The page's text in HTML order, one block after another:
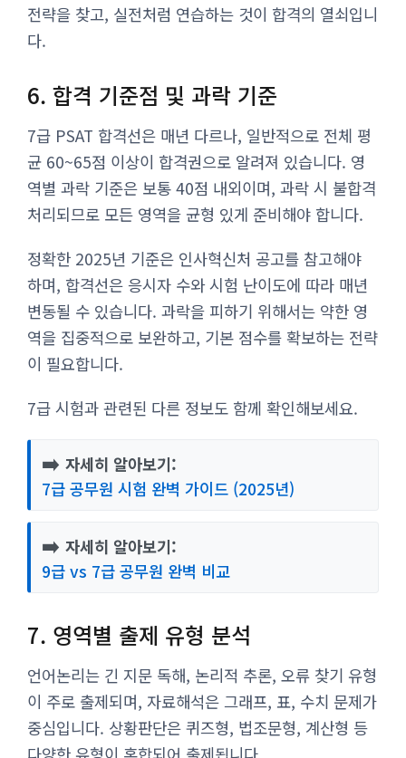
전략을 찾고, 실전처럼 연습하는 것이 합격의 열쇠입니
다.
6. 합격 기준점 및 과락 기준
7급 PSAT 합격선은 매년 다르나, 일반적으로 전체 평
균 60~65점 이상이 합격권으로 알려져 있습니다. 영
역별 과락 기준은 보통 40점 내외이며, 과락 시 불합격
처리되므로 모든 영역을 균형 있게 준비해야 합니다.
정확한 2025년 기준은 인사혁신처 공고를 참고해야
하며, 합격선은 응시자 수와 시험 난이도에 따라 매년
변동될 수 있습니다. 과락을 피하기 위해서는 약한 영
역을 집중적으로 보완하고, 기본 점수를 확보하는 전략
이 필요합니다.
7급 시험과 관련된 다른 정보도 함께 확인해보세요.
➡️ 자세히 알아보기:
7급 공무원 시험 완벽 가이드 (2025년)
➡️ 자세히 알아보기:
9급 vs 7급 공무원 완벽 비교
7. 영역별 출제 유형 분석
언어논리는 긴 지문 독해, 논리적 추론, 오류 찾기 유형
이 주로 출제되며, 자료해석은 그래프, 표, 수치 문제가
중심입니다. 상황판단은 퀴즈형, 법조문형, 계산형 등